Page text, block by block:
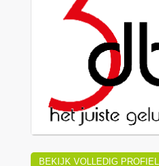
BEKIJK VOLLEDIG PROFIEL